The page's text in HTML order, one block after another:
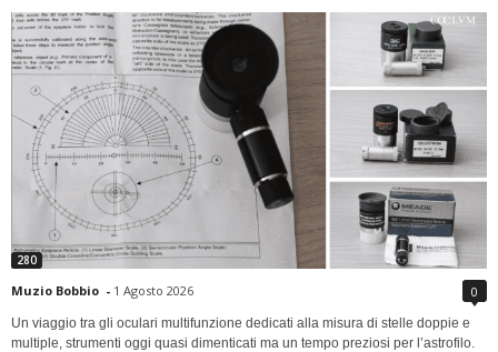
280
Muzio Bobbio - 1 Agosto 2026 0
Un viaggio tra gli oculari multifunzione dedicati alla misura di stelle doppie e
multiple, strumenti oggi quasi dimenticati ma un tempo preziosi per l’astrofilo.